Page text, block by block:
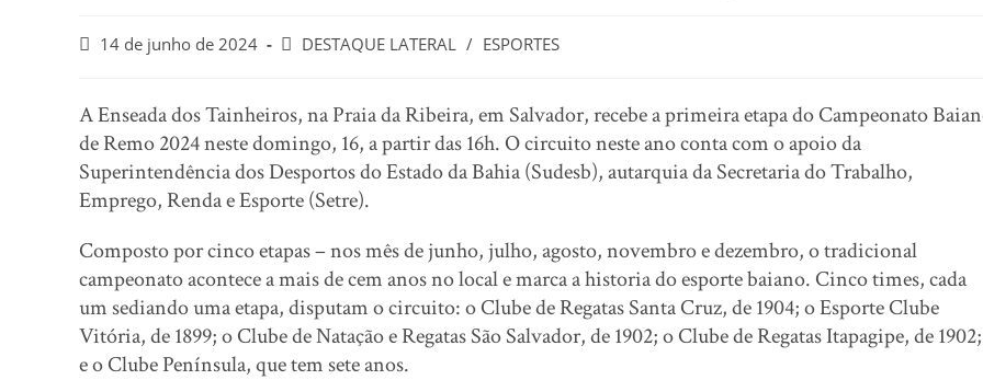
14 de junho de 2024 DESTAQUE LATERAL / ESPORTES
A Enseada dos Tainheiros, na Praia da Ribeira, em Salvador, recebe a primeira etapa do Campeonato
de Remo 2024 neste domingo, 16, a partir das 16h. O circuito neste ano conta com o apoio da
Superintendência dos Desportos do Estado da Bahia (Sudesb), autarquia da Secretaria do Trabalho,
Emprego, Renda e Esporte (Setre).
Composto por cinco etapas – nos mês de junho, julho, agosto, novembro e dezembro, o tradicional
campeonato acontece a mais de cem anos no local e marca a historia do esporte baiano. Cinco times, cada
um sediando uma etapa, disputam o circuito: o Clube de Regatas Santa Cruz, de 1904; o Esporte Clube
Vitória, de 1899; o Clube de Natação e Regatas São Salvador, de 1902; o Clube de Regatas Itapagipe, de 1902;
e o Clube Península, que tem sete anos.